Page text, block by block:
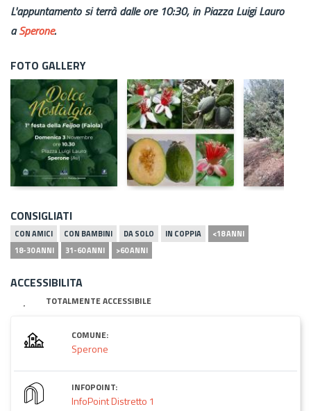
L'appuntamento si terrà dalle ore 10:30, in Piazza Luigi Lauro
aSperone.
FOTO GALLERY
CONSIGLIATI
CON AMICI CON BAMBINI DA SOLO IN COPPIA
<18 ANNI
18-30 ANNI
31-60 ANNI >60 ANNI
ACCESSIBILITA
TOTALMENTE ACCESSIBILE
COMUNE:
Sperone
INFOPOINT:
InfoPoint Distretto 1